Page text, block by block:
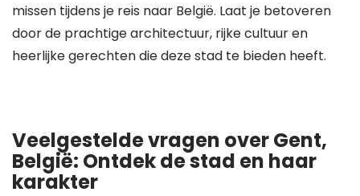
missen tijdens je reis naar België. Laat je betoveren
door de prachtige architectuur, rijke cultuur en
heerlijke gerechten die deze stad te bieden heeft.
Veelgestelde vragen over Gent,
België: Ontdek de stad en haar
karakter